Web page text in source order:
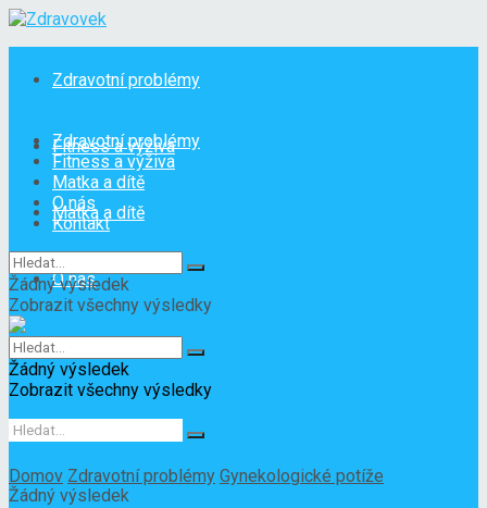
Zdravotní problémy
Fitness a výživa
Matka a dítě
O nás
Kontakt
Žádný výsledek
Zdravotní problémy
Fitness a výživa
Matka a dítě
O nás
Kontakt
Žádný výsledek
Zobrazit všechny výsledky
Žádný výsledek
Zobrazit všechny výsledky
Domov Zdravotní problémy Gynekologické potíže